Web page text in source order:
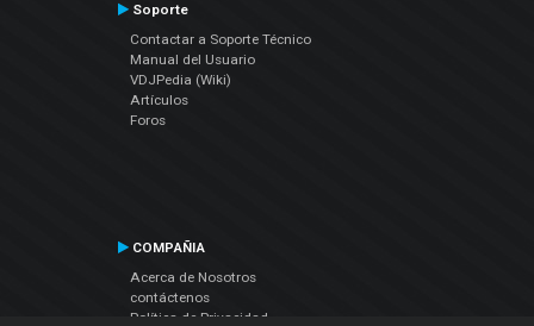
Soporte
Contactar a Soporte Técnico
Manual del Usuario
VDJPedia (Wiki)
Artículos
Foros
COMPAÑIA
Acerca de Nosotros
contáctenos
Política de Privacidad